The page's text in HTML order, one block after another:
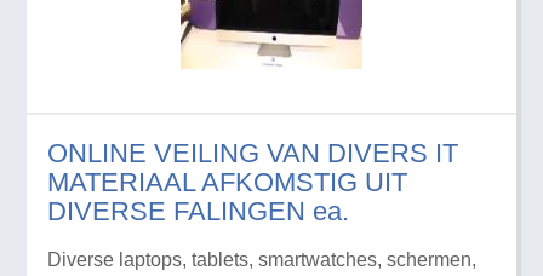
ONLINE VEILING VAN DIVERS IT
MATERIAAL AFKOMSTIG UIT
DIVERSE FALINGEN ea.
Diverse laptops, tablets, smartwatches, schermen,